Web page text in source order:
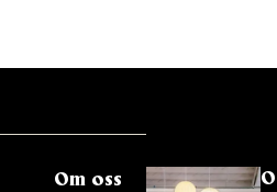
Om oss
O